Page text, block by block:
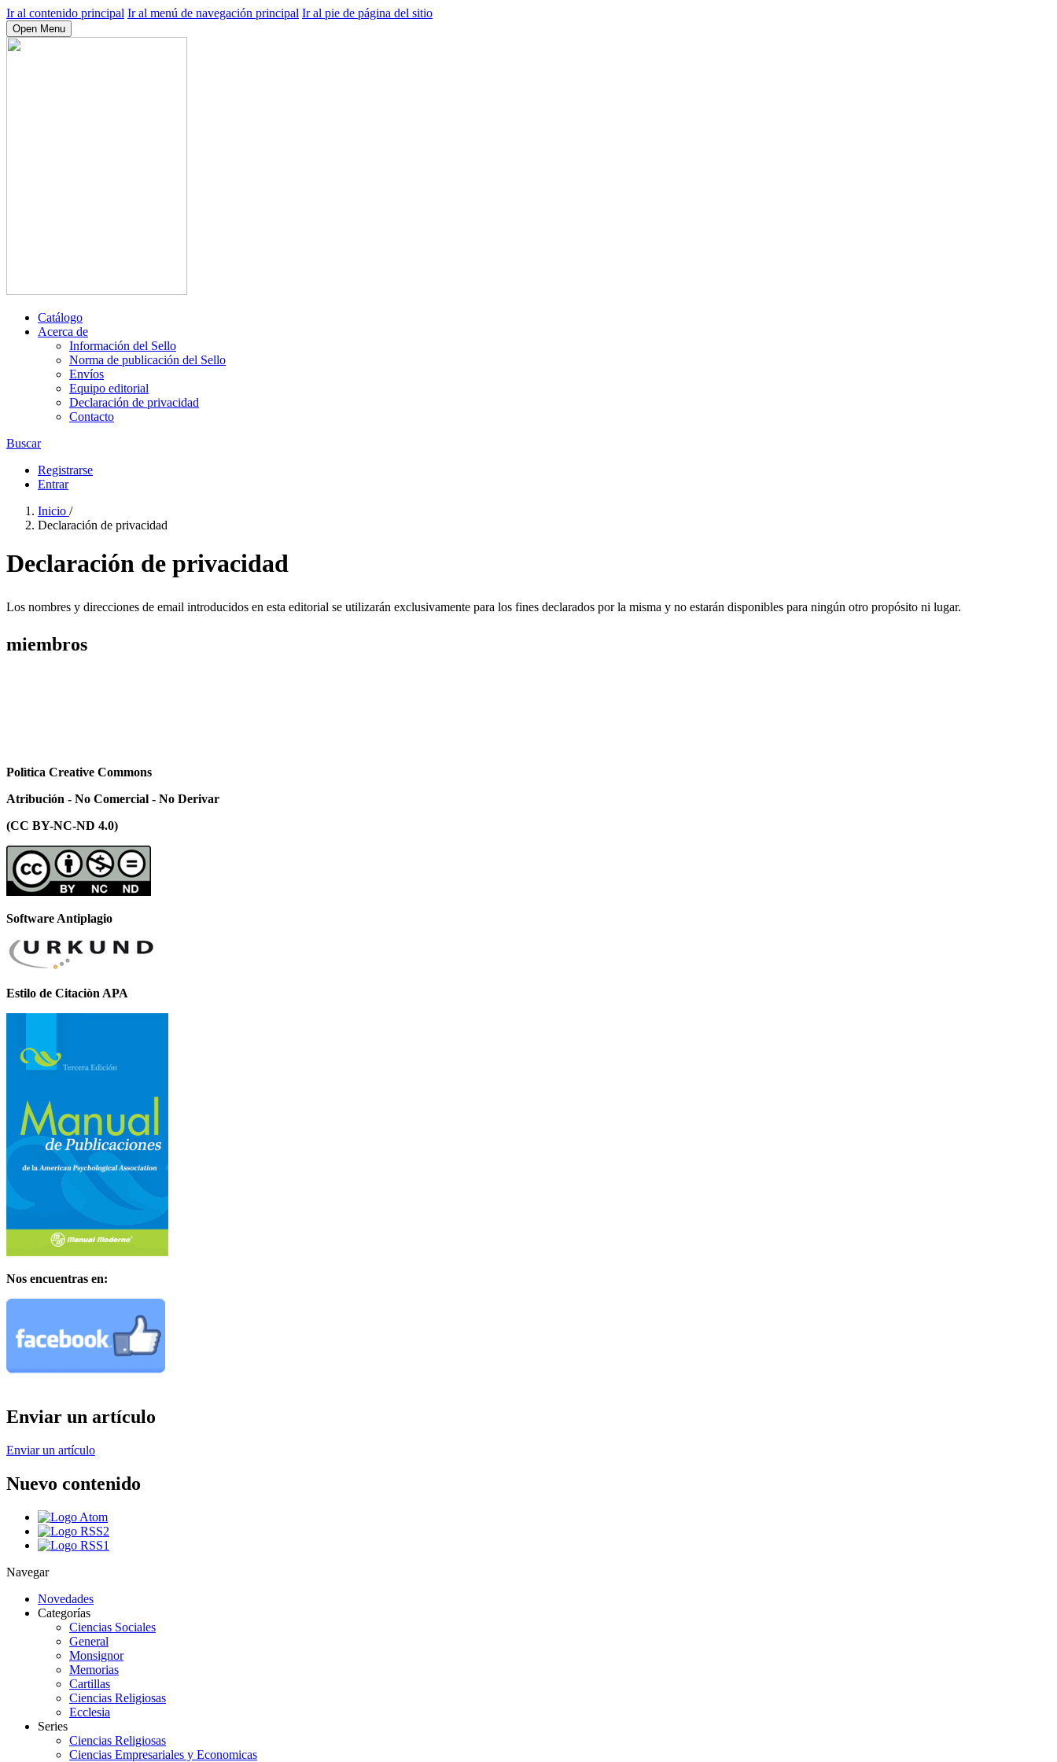
Ir al contenido principal Ir al menú de navegación principal Ir al pie de página del sitio
Open Menu
Catálogo
Acerca de
Información del Sello
Norma de publicación del Sello
Envíos
Equipo editorial
Declaración de privacidad
Contacto
Buscar
Registrarse
Entrar
Inicio /
Declaración de privacidad
Declaración de privacidad
Los nombres y direcciones de email introducidos en esta editorial se ​​utilizarán exclusivamente para los fines declarados por la misma y no estarán disponibles para ningún otro propósito ni lugar.
miembros
Polìtica Creative Commons
Atribución - No Comercial - No Derivar
(CC BY-NC-ND 4.0)
Software Antiplagio
Estilo de Citaciòn APA
Nos encuentras en:
Enviar un artículo
Enviar un artículo
Nuevo contenido
Navegar
Novedades
Categorías
Ciencias Sociales
General
Monsignor
Memorias
Cartillas
Ciencias Religiosas
Ecclesia
Series
Ciencias Religiosas
Ciencias Empresariales y Economicas